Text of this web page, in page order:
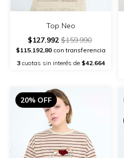
Top Neo
$127.992$159.990
$115.192,80 con transferencia
3cuotas sin interés de $42.664
20% OFF